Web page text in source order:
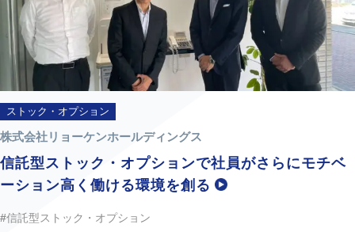
ストック・オプション
株式会社リョーケンホールディングス
信託型ストック・オプションで社員がさらにモチベ
ーション高く働ける環境を創る
#信託型ストック・オプション